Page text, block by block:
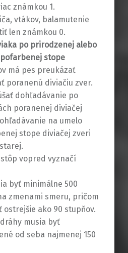
známkou 1.
vtákov, balamutenie
len známkou 0.
po prirodzenej alebo
stope
má pes preukázať
poranenú diviačiu zver.
dohľadávanie po
poranenej diviačej
na umelo
stope diviačej zveri
vopred vyznačí
byť minimálne 500
zmenami smeru, pričom
ostrejšie ako 90 stupňov.
musia byť
od seba najmenej 150